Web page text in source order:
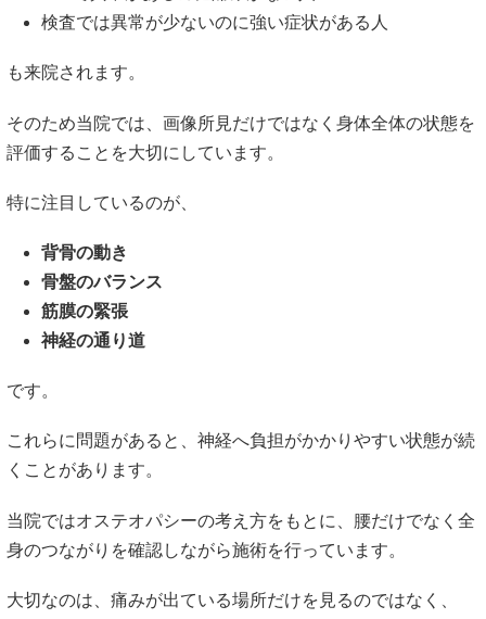
検査では異常が少ないのに強い症状がある人
も来院されます。
そのため当院では、画像所見だけではなく身体全体の状態を
評価することを大切にしています。
特に注目しているのが、
背骨の動き
骨盤のバランス
筋膜の緊張
神経の通り道
です。
これらに問題があると、神経へ負担がかかりやすい状態が続
くことがあります。
当院ではオステオパシーの考え方をもとに、腰だけでなく全
身のつながりを確認しながら施術を行っています。
大切なのは、痛みが出ている場所だけを見るのではなく、